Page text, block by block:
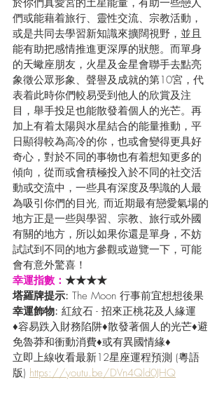
於你們真愛宮的土星能量，有助一些戀人
們或能藉着旅行、靈性交流、宗教活動，
或是共同去學習新知識來擴闊視野，並且
能有助把感情推進更深厚的狀態。而單身
的天蠍座朋友，火星及金星會聯手去點亮
象徵公眾形象、聲譽及成就的第10宮，代
表着此時你們較易受到他人的欣賞及注
目，舉手投足也能散發着個人的光芒。再
加上有着太陽與水星結合的能量推動，平
日顯得較為高冷的你，也或會變得更具好
奇心，對於不同的事物也有着想知更多的
傾向，從而或會積極投入於不同的社交活
動或交流中，一些具有深度及學識的人最
為吸引你們的目光, 而近期最有戀愛氣場的
地方正是一些與學習、宗教、旅行或外國
有關的地方，所以如果你還是單身，不妨
試試到不同的地方參觀或遊覽一下，可能
會有意外驚喜！
幸運指數： ★★★★
塔羅牌提示: The Moon 行事前宜想想後果
幸運飾物: 紅紋石 - 招來正桃花及人緣運
♦容易跌入財務陷阱♦散發著個人的光芒♦避
免魯莽和衝動消費♦或有異國情緣♦
立即上線收看最新12星座運程預測 (粵語
版) https://youtu.be/DVn4Qld0JHQ